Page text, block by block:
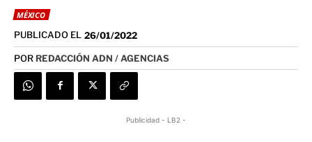
MÉXICO
PUBLICADO EL 26/01/2022
POR REDACCIÓN ADN / AGENCIAS
Publicidad - LB2 -